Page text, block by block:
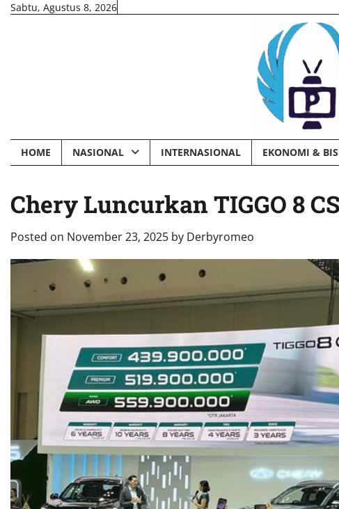
SkipSabtu, Agustus 8, 2026
HOME NASIONAL INTERNASIONAL EKONOMI &
Chery Luncurkan TIGGO 8
Posted on November 23, 2025 by Derbyromeo